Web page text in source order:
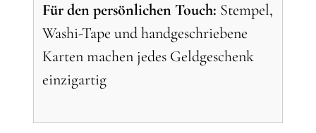
Für den persönlichen Touch: Stempel,
Washi-Tape und handgeschriebene
Karten machen jedes Geldgeschenk
einzigartig